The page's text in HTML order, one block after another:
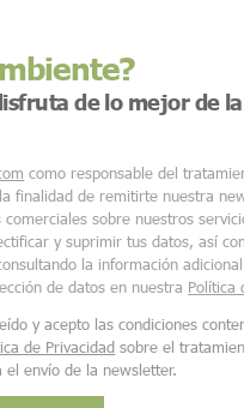
de lo mejor de
como responsable del
finalidad de remitirte nuestra
comerciales sobre nuestros
y suprimir tus datos, así
la información
de datos en nuestra Política
y acepto las condiciones
de Privacidad sobre el
el envío de la newsletter.